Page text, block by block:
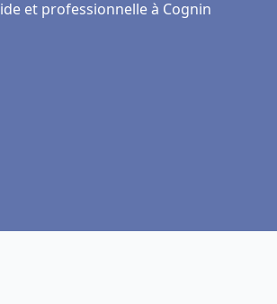
et professionnelle à Cognin